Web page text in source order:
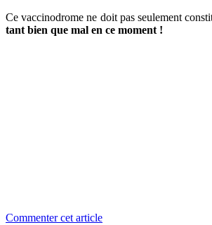
Ce vaccinodrome ne doit pas seulement
tant bien que mal en ce moment !
Commenter cet article